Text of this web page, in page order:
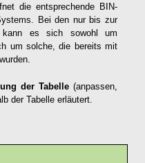
die entsprechende BIN-
Bei den nur bis zur
kann es sich sowohl um
um solche, die bereits mit
der Tabelle (anpassen,
der Tabelle erläutert.